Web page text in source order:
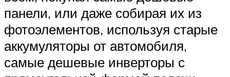
панели, или даже собирая их из
фотоэлементов, используя старые
аккумуляторы от автомобиля,
самые дешевые инверторы с